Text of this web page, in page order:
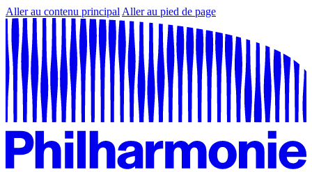
Aller au contenu principal Aller au pied de page